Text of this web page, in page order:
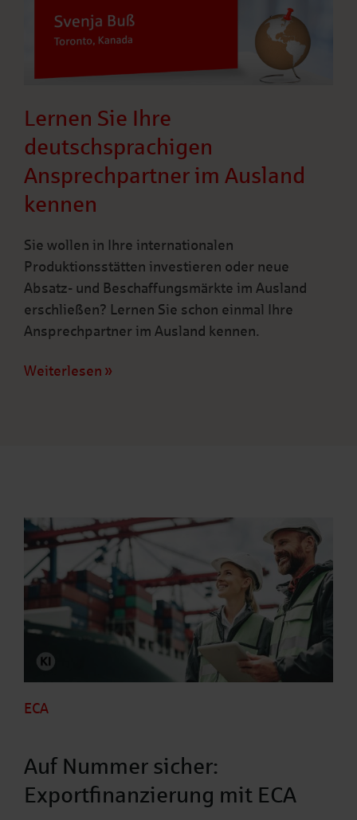
Lernen Sie Ihre
deutschsprachigen
Ansprechpartner im Ausland
kennen
Sie wollen in Ihre internationalen
Produktionsstätten investieren oder neue
Absatz- und Beschaffungsmärkte im Ausland
erschließen? Lernen Sie schon einmal Ihre
Ansprechpartner im Ausland kennen.
Weiterlesen
ECA
Auf Nummer sicher:
Exportfinanzierung mit ECA